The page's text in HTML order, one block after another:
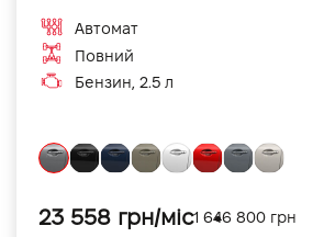
Автомат
Повний
Бензин, 2.5 л
23 558 грн/міс1 646 800 грн